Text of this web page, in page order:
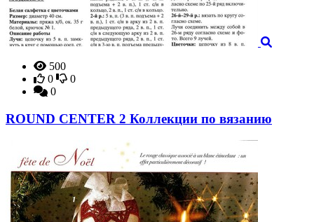
500
0
0
0
ROUND CENTER 2 Коллекции по вязанию